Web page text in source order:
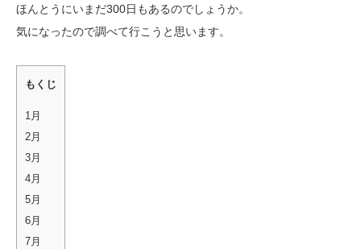
ほんとうにいまだ300日もあるのでしょうか。
気になったので調べて行こうと思います。
もくじ
1月
2月
3月
4月
5月
6月
7月